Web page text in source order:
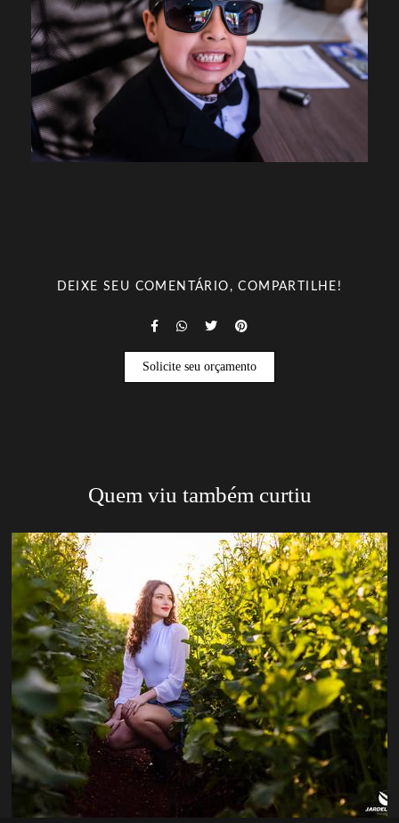
DEIXE SEU COMENTÁRIO, COMPARTILHE!
Solicite seu orçamento
Quem viu também curtiu